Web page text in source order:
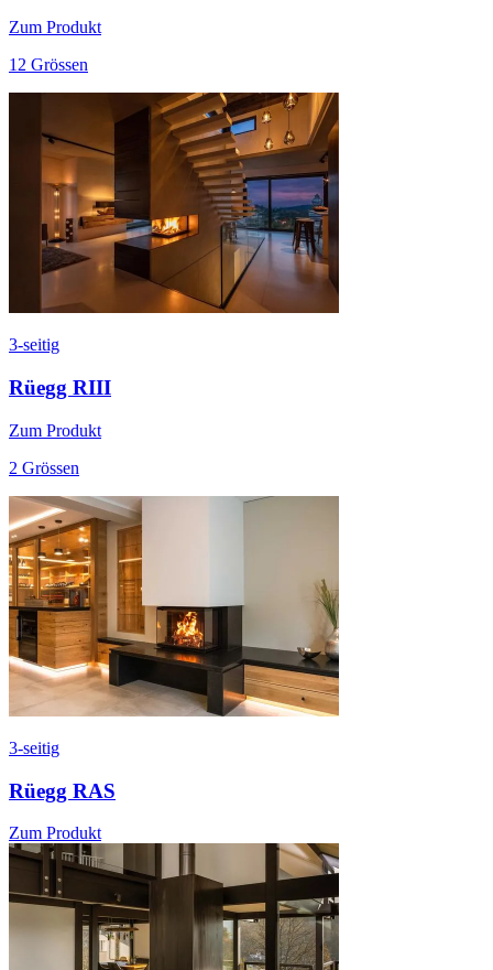
Zum Produkt
12 Grössen
3-seitig
Rüegg RIII
Zum Produkt
2 Grössen
3-seitig
Rüegg RAS
Zum Produkt